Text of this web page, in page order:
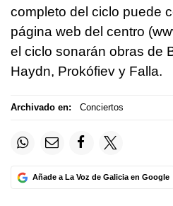
completo del ciclo puede
página web del centro
el ciclo sonarán obras de
Haydn, Prokófiev y Falla.
Archivado en: Conciertos
Añade a La Voz de Galicia en Google